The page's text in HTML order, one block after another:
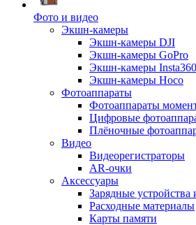
Фото и видео
Экшн-камеры
Экшн-камеры DJI
Экшн-камеры GoPro
Экшн-камеры Insta360
Экшн-камеры Hoco
Фотоаппараты
Фотоаппараты
Цифровые
Плёночные
Видео
Видеорегистраторы
AR-очки
Аксессуары
Зарядные устройства
Расходные материалы
Карты памяти